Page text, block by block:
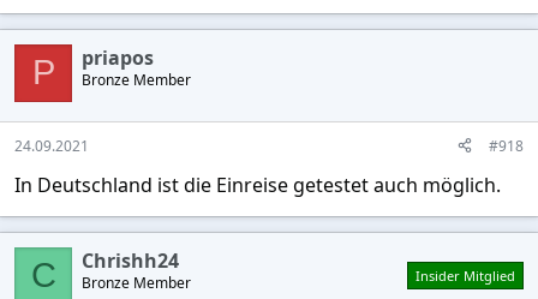
P priapos
Bronze Member
24.09.2021 #918
In Deutschland ist die Einreise getestet auch möglich.
C Chrishh24
Bronze Member Insider Mitglied